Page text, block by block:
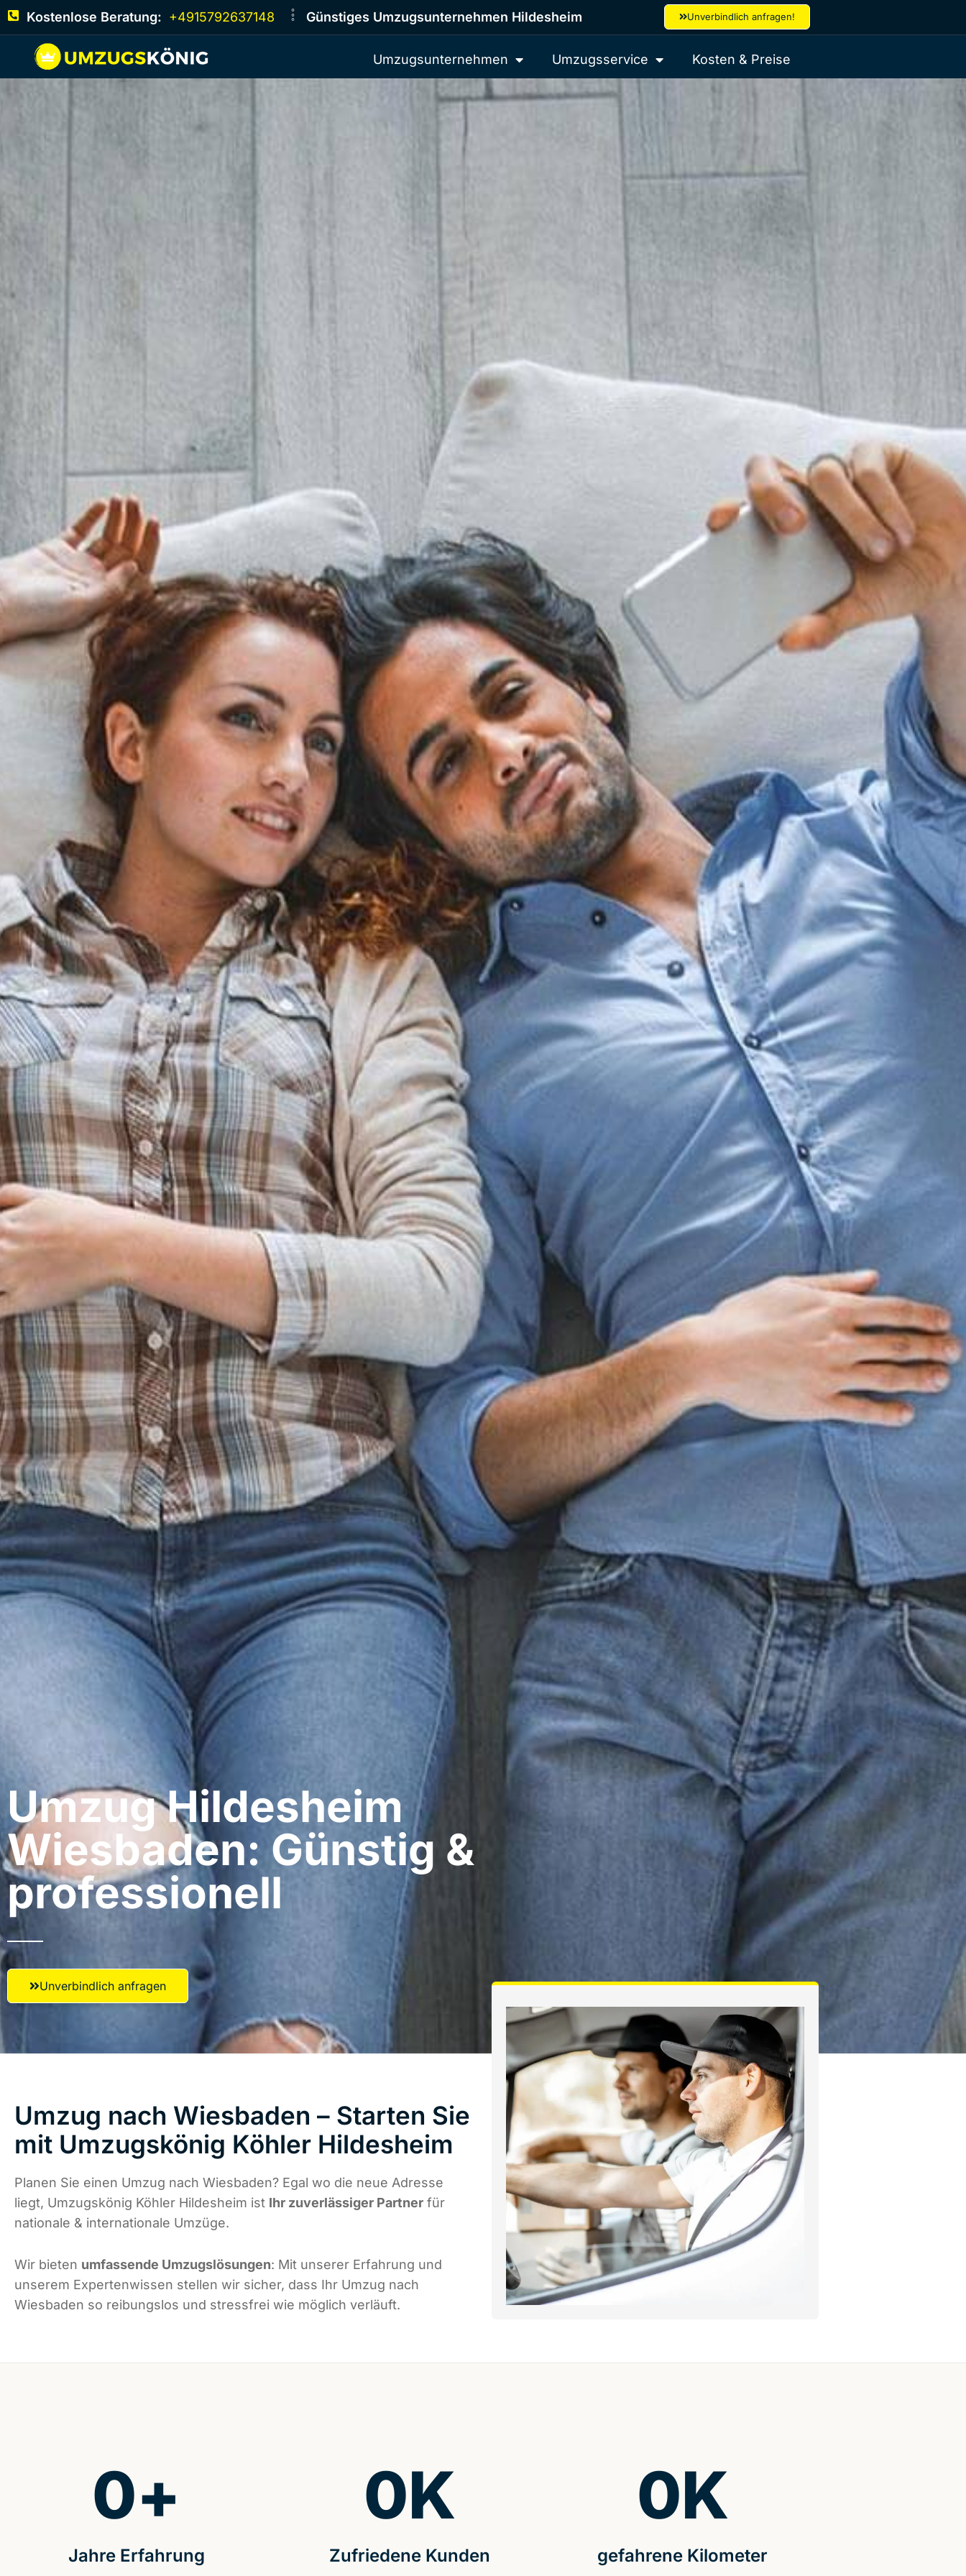
Kostenlose Beratung: +4915792637148 Günstiges Umzugsunternehmen Hildesheim Unverbindlich anfragen!
Umzugsunternehmen Umzugsservice Kosten & Preise
Umzug Hildesheim​
Wiesbaden: Günstig &
professionell​
Unverbindlich anfragen
Umzug nach Wiesbaden – Starten Sie
mit Umzugskönig Köhler Hildesheim
Planen Sie einen Umzug nach Wiesbaden? Egal wo die neue Adresse
liegt, Umzugskönig Köhler Hildesheim ist Ihr zuverlässiger Partner für
nationale & internationale Umzüge.
Wir bieten umfassende Umzugslösungen: Mit unserer Erfahrung und
unserem Expertenwissen stellen wir sicher, dass Ihr Umzug nach
Wiesbaden so reibungslos und stressfrei wie möglich verläuft.
Jahre Erfahrung
0+
Zufriedene Kunden
0K
gefahrene Kilometer
0K